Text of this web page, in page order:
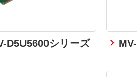
D5U5600シリーズ